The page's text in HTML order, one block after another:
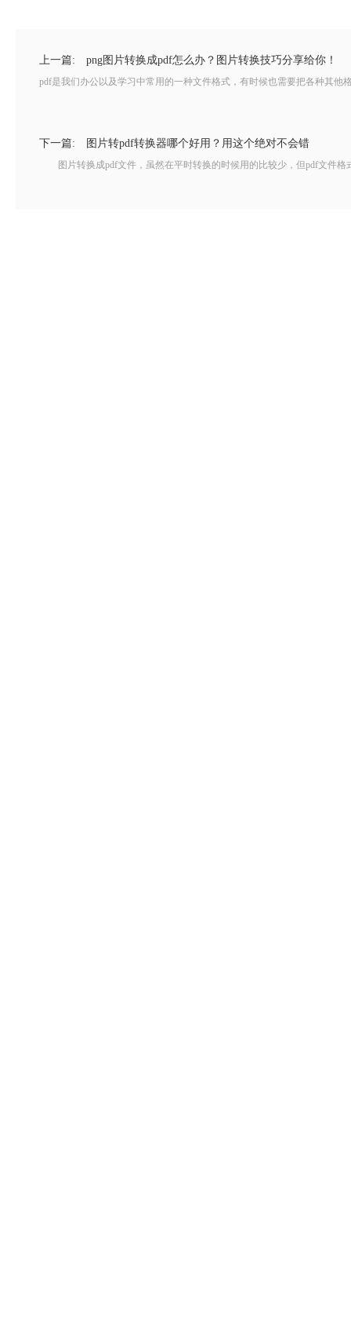
上一篇: png图片转换成pdf怎么办？图片转换技巧分享给你！
pdf是我们办公以及学习中常用的一种文件格式，有时候也需要把各种其他
下一篇: 图片转pdf转换器哪个好用？用这个绝对不会错
图片转换成pdf文件，虽然在平时转换的时候用的比较少，但pdf文件格